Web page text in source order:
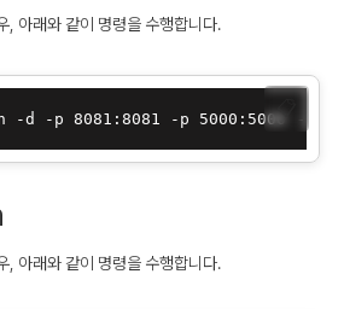
, 아래와 같이 명령을 수행합니다.
-d -p 8081:8081 -p 5000:5000 --
📋
, 아래와 같이 명령을 수행합니다.